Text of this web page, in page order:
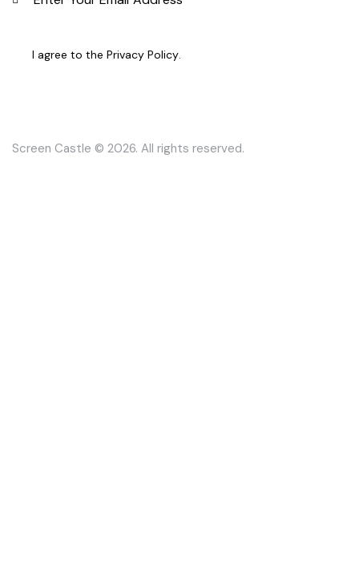
I agree to the Privacy Policy.
Screen Castle © 2026. All rights reserved.